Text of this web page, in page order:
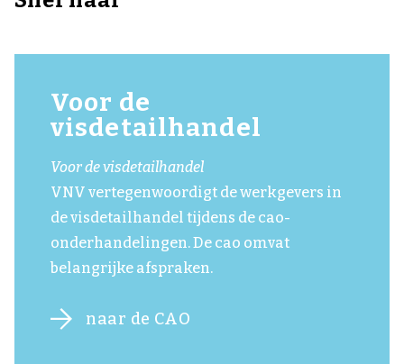
Voor de
visdetailhandel
Voor de visdetailhandel
VNV vertegenwoordigt de werkgevers in
de visdetailhandel tijdens de cao-
onderhandelingen. De cao omvat
belangrijke afspraken.
naar de CAO